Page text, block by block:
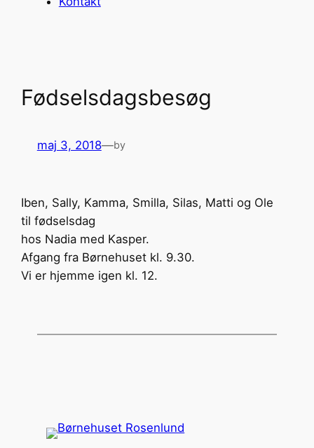
Fødselsdagsbesøg
maj 3, 2018—by
Iben, Sally, Kamma, Smilla, Silas, Matti og Ole
til fødselsdag
hos Nadia med Kasper.
Afgang fra Børnehuset kl. 9.30.
Vi er hjemme igen kl. 12.